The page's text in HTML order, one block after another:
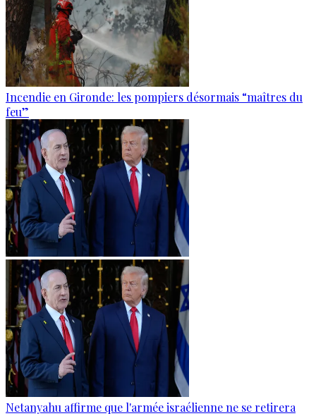
Incendie en Gironde: les pompiers désormais “maîtres du
feu”
Netanyahu affirme que l'armée israélienne ne se retirera